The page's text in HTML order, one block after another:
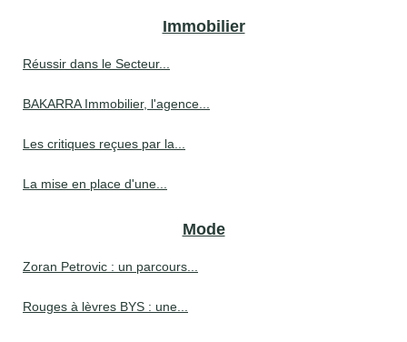
Immobilier
Réussir dans le Secteur...
BAKARRA Immobilier, l'agence...
Les critiques reçues par la...
La mise en place d'une...
Mode
Zoran Petrovic : un parcours...
Rouges à lèvres BYS : une...